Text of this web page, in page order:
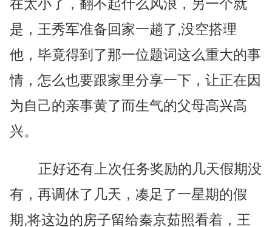
在太小了，翻不起什么风浪，另一个就
是，王秀军准备回家一趟了,没空搭理
他，毕竟得到了那一位题词这么重大的事
情，怎么也要跟家里分享一下，让正在因
为自己的亲事黄了而生气的父母高兴高
兴。
正好还有上次任务奖励的几天假期没
有，再调休了几天，凑足了一星期的假
期,将这边的房子留给秦京茹照看着，王